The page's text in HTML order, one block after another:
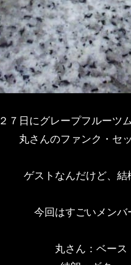
２７日にグレープフルーツ
丸さんのファンク・セ
ゲストなんだけど、結
今回はすごいメンバ
丸さん：ベース